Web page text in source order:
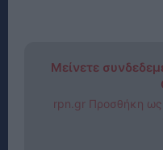
Μείνετε
rpn.gr Προσθήκη ως